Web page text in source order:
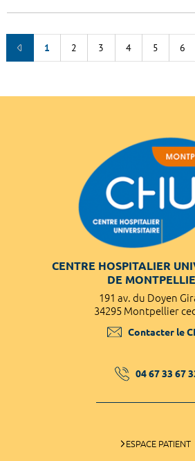
1 2 3 4 5 6
CENTRE HOSPITALIER
DE
191 av. du Doyen
34295 Montpellier
Contacter le
04 67 33 67
ESPACE PATIENT